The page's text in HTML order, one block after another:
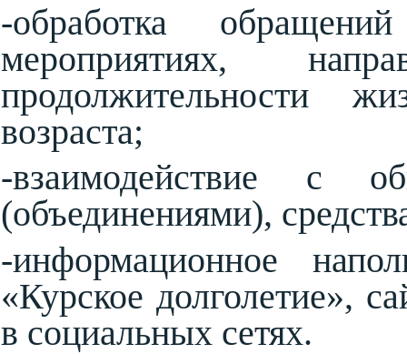
-обработка
мероприятиях,
продолжительности
возраста;
-взаимодействие с
(объединениями),
-информационное
«Курское долголетие»,
в социальных сетях.